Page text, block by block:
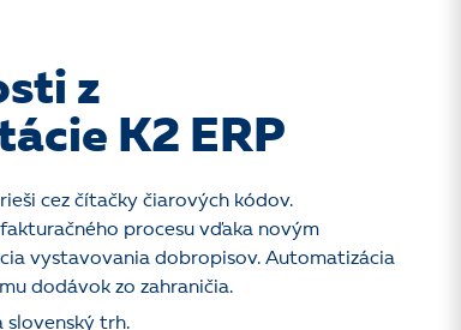
z
K2 ERP
cez čítačky čiarových kódov.
procesu vďaka novým
vystavovania dobropisov. Automatizácia
dodávok zo zahraničia.
slovenský trh.